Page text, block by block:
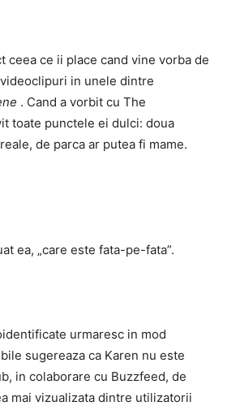
ceea ce ii place cand vine vorba de
in unele dintre
. Cand a vorbit cu The
toate punctele ei dulci: doua
de parca ar putea fi mame.
ea, „care este fata-pe-fata”.
urmaresc in mod
sugereaza ca Karen nu este
in ​​colaborare cu Buzzfeed, de
mai vizualizata dintre utilizatorii